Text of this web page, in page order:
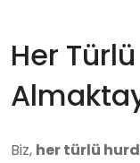
Her
Biz, her türlü